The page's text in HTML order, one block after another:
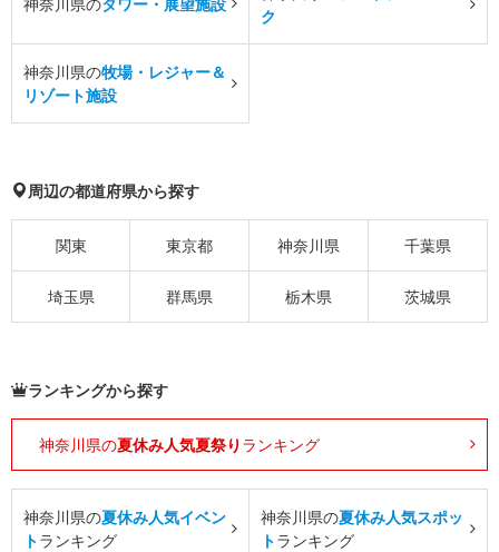
ク
神奈川県の牧場・レジャー＆
リゾート施設
周辺の都道府県から探す
関東 東京都 神奈川県 千葉県
埼玉県 群馬県 栃木県 茨城県
ランキングから探す
神奈川県の夏休み人気夏祭り ランキング
神奈川県の夏休み人気イベン
トランキング
神奈川県の夏休み人気スポッ
トランキング